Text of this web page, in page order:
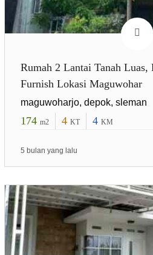
Rumah 2 Lantai Tanah
Furnish Lokasi Maguwohar
maguwoharjo, depok, sleman
174 m2 4 KT 4 KM
5 bulan yang lalu